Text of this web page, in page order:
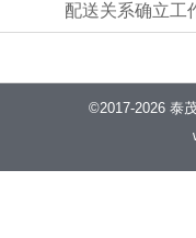
配送关系确立工
©2017-2026 泰